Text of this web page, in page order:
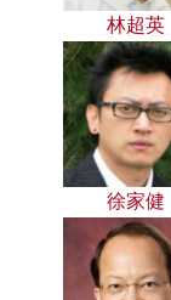
林超英
徐家健